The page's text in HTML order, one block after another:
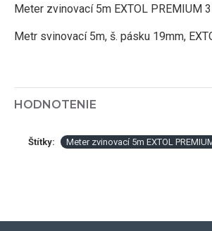
Meter zvinovací 5m EXTOL PREMIUM
Metr svinovací 5m, š. pásku 19mm,
HODNOTENIE
Štítky: Meter zvinovací 5m EXTOL